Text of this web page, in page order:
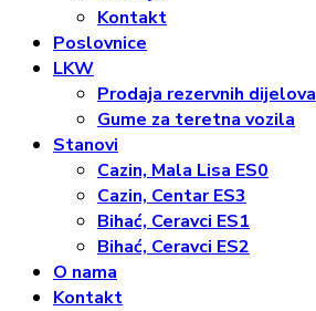
Kontakt
Poslovnice
LKW
Prodaja rezervnih dijelova
Gume za teretna vozila
Stanovi
Cazin, Mala Lisa ES0
Cazin, Centar ES3
Bihać, Ceravci ES1
Bihać, Ceravci ES2
O nama
Kontakt